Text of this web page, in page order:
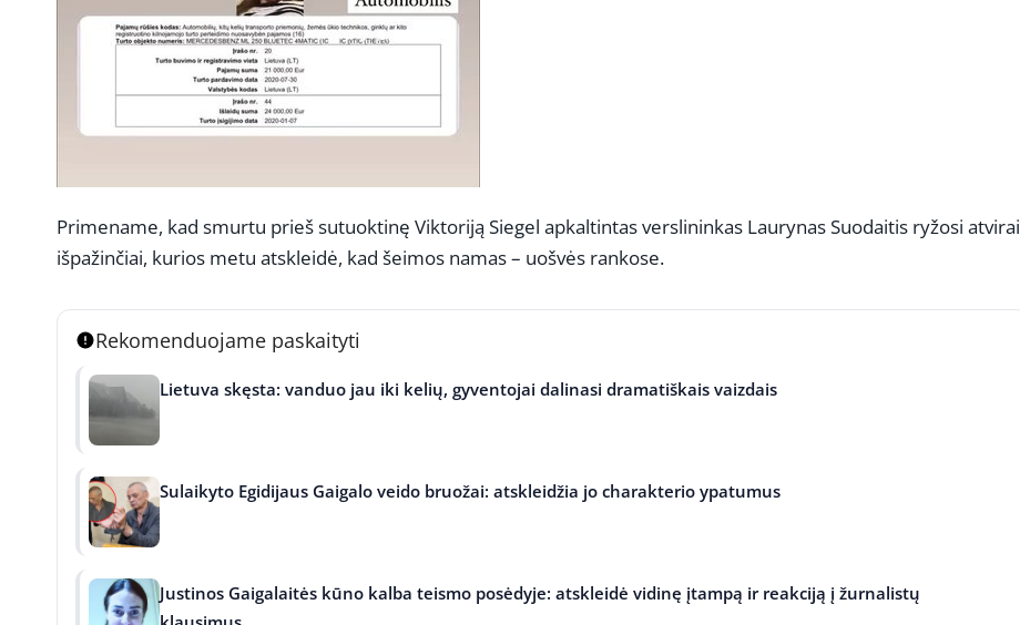
Primename, kad smurtu prieš sutuoktinę Viktoriją Siegel apkaltintas verslininkas Laurynas Suodaitis ryžosi atvirai
išpažinčiai, kurios metu atskleidė, kad šeimos namas – uošvės rankose.
Rekomenduojame paskaityti
Lietuva skęsta: vanduo jau iki kelių, gyventojai dalinasi dramatiškais vaizdais
Sulaikyto Egidijaus Gaigalo veido bruožai: atskleidžia jo charakterio ypatumus
Justinos Gaigalaitės kūno kalba teismo posėdyje: atskleidė vidinę įtampą ir reakciją į žurnalistų